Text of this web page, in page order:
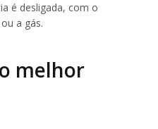
é desligada, com o
a gás.
melhor